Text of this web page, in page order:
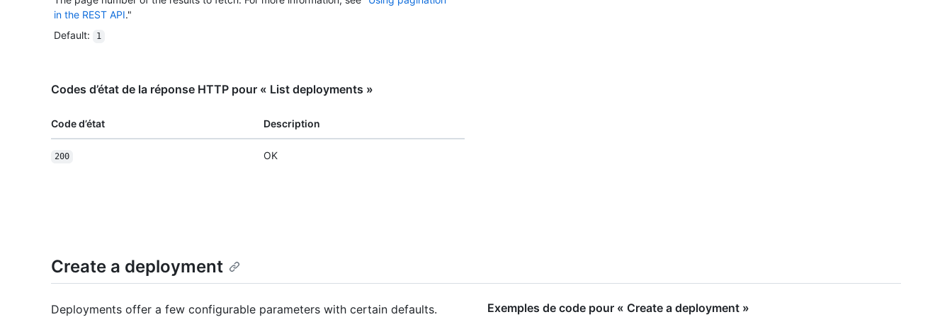
in the REST API."
Default: 1
Codes d’état de la réponse HTTP pour « List deployments »
Code d’état Description
200 OK
Create a deployment
Deployments offer a few configurable parameters with certain defaults. Exemples de code pour « Create a deployment »